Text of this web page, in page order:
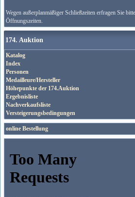
Wegen außerplanmäßiger Schließzeiten erfragen Sie
Öffnungszeiten.
174. Auktion
Katalog
Index
Personen
Medailleure/Hersteller
Höhepunkte der 174.Auktion
Ergebnisliste
Nachverkaufsliste
Versteigerungsbedingungen
online Bestellung